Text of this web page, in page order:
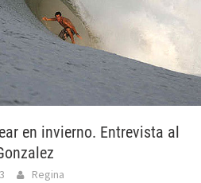
en invierno. Entrevista al
Regina